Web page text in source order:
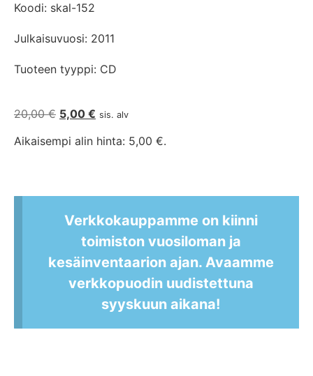
Koodi: skal-152
Julkaisuvuosi: 2011
Tuoteen tyyppi: CD
20,00€ 5,00 € sis. alv
Aikaisempi alin hinta: 5,00 €.
Verkkokauppamme on kiinni
toimiston vuosiloman ja
kesäinventaarion ajan. Avaamme
verkkopuodin uudistettuna
syyskuun aikana!